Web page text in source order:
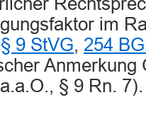
im
9 StVG, 254
Anmerkung
§ 9 Rn. 7).